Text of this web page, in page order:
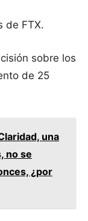
de FTX.
sobre los
de 25
una
no se
¿por